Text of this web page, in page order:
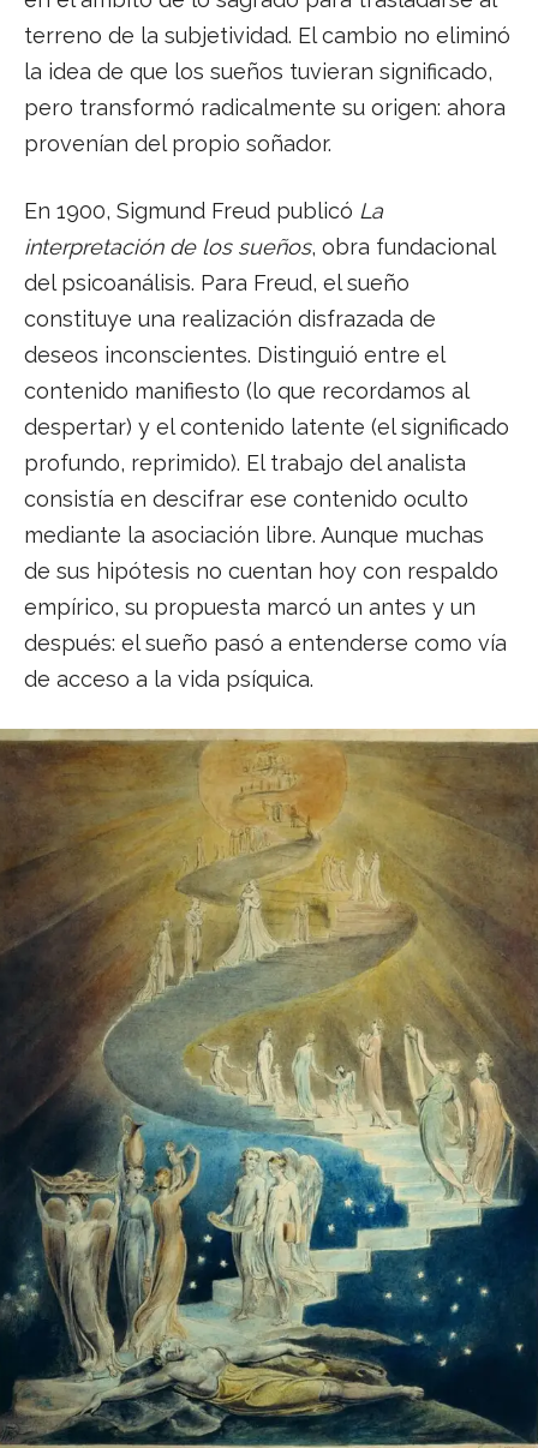
terreno de la subjetividad. El cambio no eliminó
la idea de que los sueños tuvieran significado,
pero transformó radicalmente su origen: ahora
provenían del propio soñador.
En 1900, Sigmund Freud publicó La
interpretación de los sueños, obra fundacional
del psicoanálisis. Para Freud, el sueño
constituye una realización disfrazada de
deseos inconscientes. Distinguió entre el
contenido manifiesto (lo que recordamos al
despertar) y el contenido latente (el significado
profundo, reprimido). El trabajo del analista
consistía en descifrar ese contenido oculto
mediante la asociación libre. Aunque muchas
de sus hipótesis no cuentan hoy con respaldo
empírico, su propuesta marcó un antes y un
después: el sueño pasó a entenderse como vía
de acceso a la vida psíquica.